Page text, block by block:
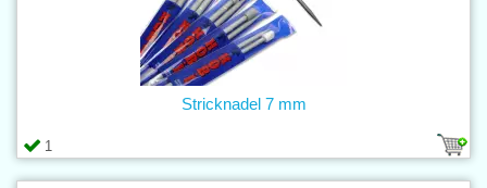
1
Stricknadel 7 mm